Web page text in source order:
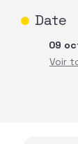
Date
09